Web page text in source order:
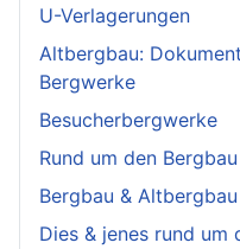
U-Verlagerungen
Altbergbau:
Bergwerke
Besucherbergwerke
Rund um den Bergbau
Bergbau &
Dies & jenes rund um